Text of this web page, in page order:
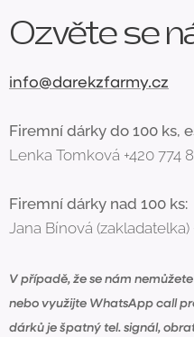
Ozvěte se
info@darekzfarmy.cz
Firemní dárky do 100 ks,
Lenka Tomková +420 774
Firemní dárky nad 100 ks:
Jana Bínová (zakladatelka)
V případě, že se nám
nebo využijte WhatsApp call
dárků je špatný tel. signál,